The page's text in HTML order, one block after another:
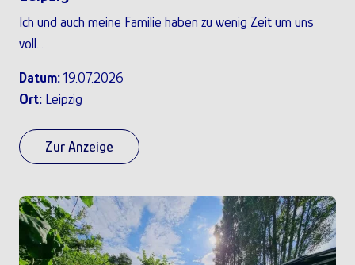
Ich und auch meine Familie haben zu wenig Zeit um uns
voll...
Datum: 19.07.2026
Ort: Leipzig
Zur Anzeige